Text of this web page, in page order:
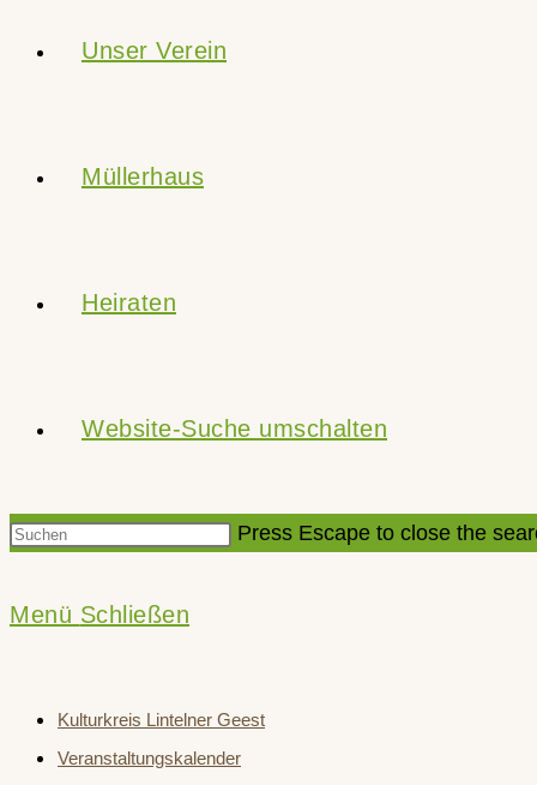
Unser Verein
Müllerhaus
Heiraten
Website-Suche umschalten
Press Escape to close the
Menü Schließen
Kulturkreis Lintelner Geest
Veranstaltungskalender